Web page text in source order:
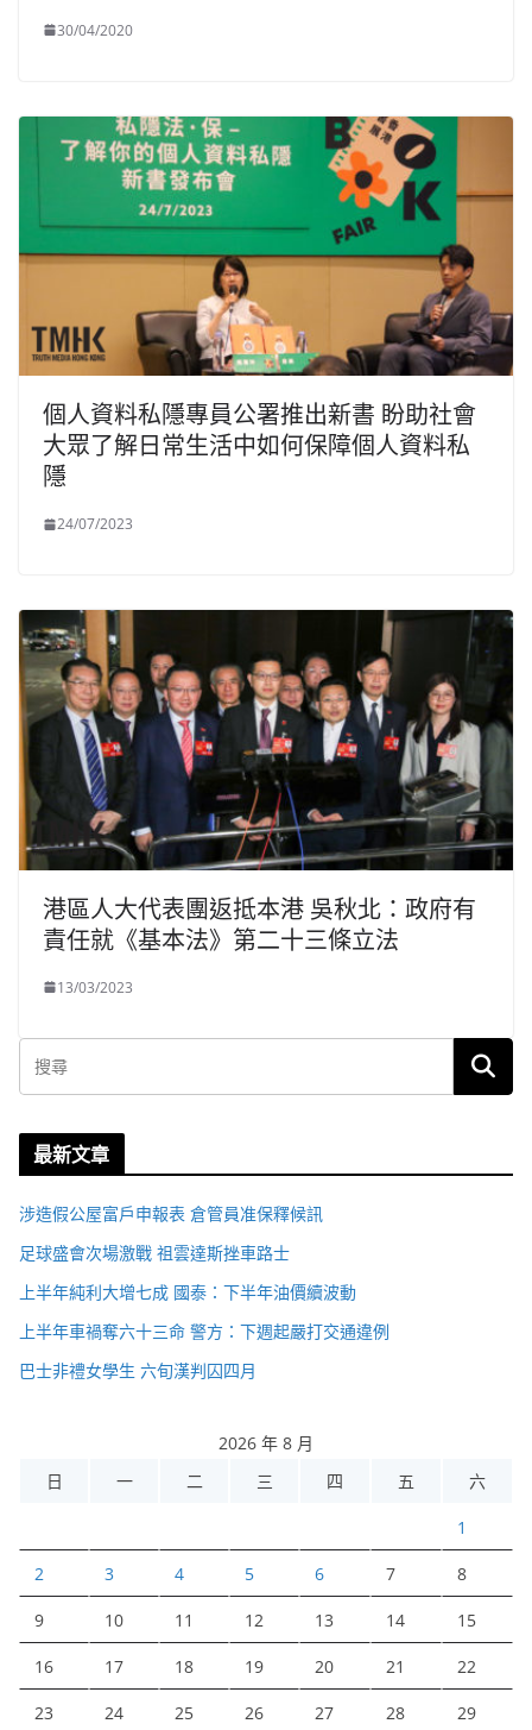
30/04/2020
個人資料私隱專員公署推出新書 盼助社會
大眾了解日常生活中如何保障個人資料私
隱
24/07/2023
港區人大代表團返抵本港 吳秋北：政府有
責任就《基本法》第二十三條立法
13/03/2023
最新文章
涉造假公屋富戶申報表 倉管員准保釋候訊
足球盛會次場激戰 祖雲達斯挫車路士
上半年純利大增七成 國泰：下半年油價續波動
上半年車禍奪六十三命 警方：下週起嚴打交通違例
巴士非禮女學生 六旬漢判囚四月
2026 年 8 月
日
一 二 三 四 五 六
1
2 3 4 5 6 7 8
9 10 11 12 13 14 15
16 17 18 19 20 21 22
23 24 25 26 27 28 29